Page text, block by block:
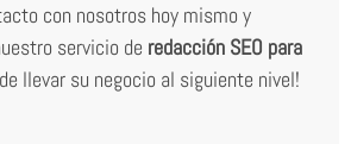
con nosotros hoy mismo y
servicio de redacción SEO para
llevar su negocio al siguiente nivel!